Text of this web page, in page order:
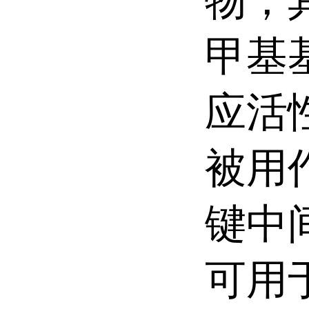
甲基
应活
被用
键中
可用